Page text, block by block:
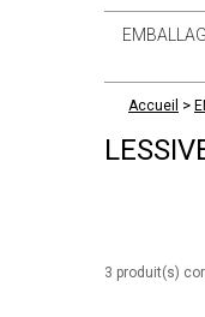
Accueil >
3 produit(s)